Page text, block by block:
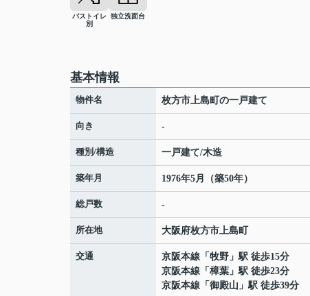
バストイレ
別
独立洗面台
基本情報
物件名 枚方市上島町の一戸建て
向き -
種別/構造 一戸建て/木造
築年月 1976年5月（築50年）
総戸数 -
所在地 大阪府枚方市上島町
交通 京阪本線 「 牧野 」駅 徒歩15分
京阪本線 「 樟葉 」駅 徒歩23分
京阪本線 「 御殿山 」駅 徒歩39分